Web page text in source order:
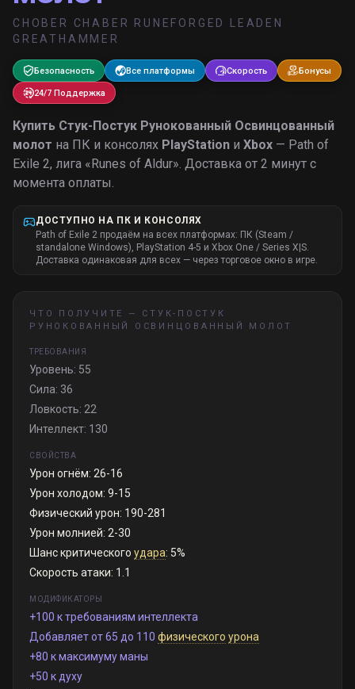
CHOBER CHABER RUNEFORGED LEADEN
GREATHAMMER
Безопасность Все платформы Скорость Бонусы
24/7 Поддержка
Купить Стук-Постук Рунокованный Освинцованный
молот на ПК и консолях PlayStation и Xbox — Path of
Exile 2, лига «Runes of Aldur». Доставка от 2 минут с
момента оплаты.
ДОСТУПНО НА ПК И КОНСОЛЯХ
Path of Exile 2 продаём на всех платформах: ПК (Steam /
standalone Windows), PlayStation 4-5 и Xbox One / Series X|S.
Доставка одинаковая для всех — через торговое окно в игре.
ЧТО ПОЛУЧИТЕ — СТУК-ПОСТУК
РУНОКОВАННЫЙ ОСВИНЦОВАННЫЙ МОЛОТ
ТРЕБОВАНИЯ
Уровень: 55
Сила: 36
Ловкость: 22
Интеллект: 130
СВОЙСТВА
Урон огнём: 26-16
Урон холодом: 9-15
Физический урон: 190-281
Урон молнией: 2-30
Шанс критического удара: 5%
Скорость атаки: 1.1
МОДИФИКАТОРЫ
+100 к требованиям интеллекта
Добавляет от 65 до 110 физического урона
+80 к максимуму маны
+50 к духу